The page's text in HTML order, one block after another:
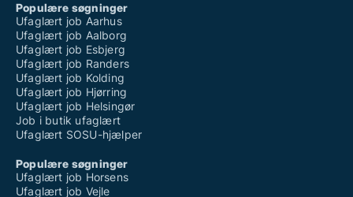
Populære søgninger
Ufaglært job Aarhus
Ufaglært job Aalborg
Ufaglært job Esbjerg
Ufaglært job Randers
Ufaglært job Kolding
Ufaglært job Hjørring
Ufaglært job Helsingør
Job i butik ufaglært
Ufaglært SOSU-hjælper
Populære søgninger
Ufaglært job Horsens
Ufaglært job Vejle